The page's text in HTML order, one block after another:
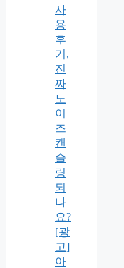
사
용
후
기,
진
짜
노
이
즈
캔
슬
링
되
나
요?
[광
고]
아